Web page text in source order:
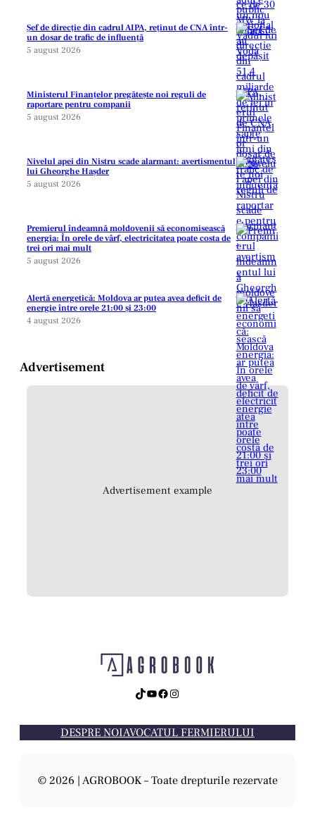
Șef de direcție din cadrul AIPA, reținut de CNA într-
un dosar de trafic de influență
5 august 2026
Ministerul Finanțelor pregătește noi reguli de
raportare pentru companii
5 august 2026
Nivelul apei din Nistru scade alarmant: avertismentul
lui Gheorghe Hașder
5 august 2026
Premierul îndeamnă moldovenii să economisească
energia: În orele de vârf, electricitatea poate costa de
trei ori mai mult
5 august 2026
Alertă energetică: Moldova ar putea avea deficit de
energie între orele 21:00 și 23:00
4 august 2026
Advertisement
Advertisement example
TikTok YouTube Facebook Instagram
DESPRE NOIAVOCATUL FERMIERULUI
© 2026 | AGROBOOK – Toate drepturile rezervate